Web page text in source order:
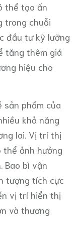
thể tạo ấn
trong chuỗi
đầu tư kỹ lưỡng
tăng thêm giá
hiệu cho
sản phẩm của
khả năng
lai. Vị trí thị
ảnh hưởng
Bao bì vận
tượng tích cực
vị trí hiển thị
và thương